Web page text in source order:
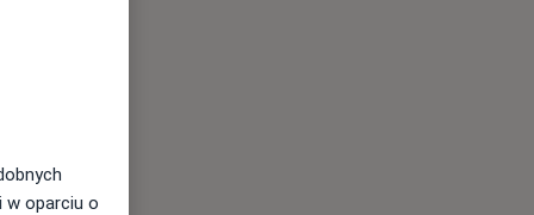
w oparciu o